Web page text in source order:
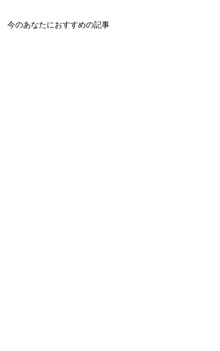
今のあなたにおすすめの記事